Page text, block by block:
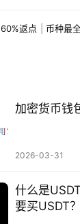
60%返点 币种最
加密货币钱
2026-03-31
什么是
要买USDT